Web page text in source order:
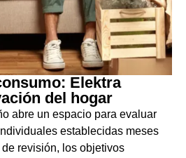
Elektra
del hogar
abre un espacio para evaluar
establecidas meses
revisión, los objetivos